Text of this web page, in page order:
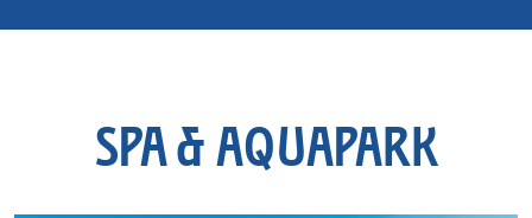
SPA & AQUAPARK